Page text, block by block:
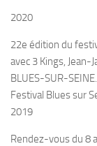
2020
22e édition du
avec 3 Kings, Jean-
BLUES-SUR-
Festival Blues sur
2019
Rendez-vous du 8